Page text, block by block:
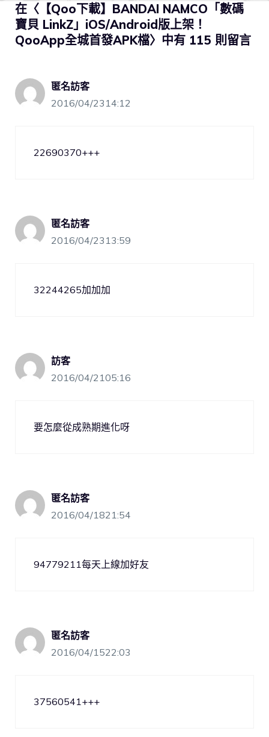
在〈【Qoo下載】BANDAI NAMCO「數碼
寶貝 LinkZ」iOS/Android版上架！
QooApp全城首發APK檔〉中有 115 則留言
匿名訪客
2016/04/2314:12
22690370+++
匿名訪客
2016/04/2313:59
32244265加加加
訪客
2016/04/2105:16
要怎麼從成熟期進化呀
匿名訪客
2016/04/1821:54
94779211每天上線加好友
匿名訪客
2016/04/1522:03
37560541+++